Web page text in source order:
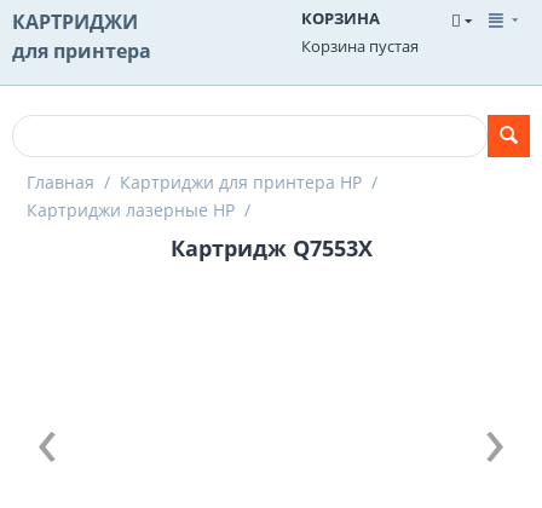
КАРТРИДЖИ
для принтера
КОРЗИНА
Корзина пустая
Главная / Картриджи для принтера HP /
Картриджи лазерные HP /
Картридж Q7553X